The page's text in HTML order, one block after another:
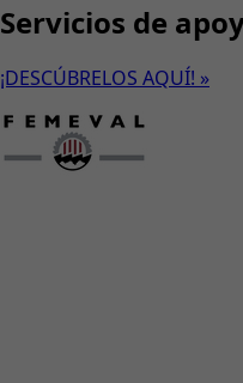
Servicios de
¡DESCÚBRELOS AQUÍ! »